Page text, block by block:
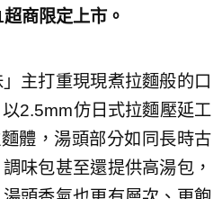
商限定上市。
主打重現現煮拉麵般的口
2.5mm仿日式拉麵壓延工
體，湯頭部分如同長時古
味包甚至還提供高湯包，